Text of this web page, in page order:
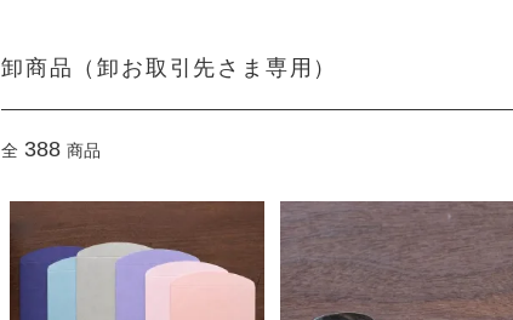
卸商品（卸お取引先さま専用）
全 388 商品